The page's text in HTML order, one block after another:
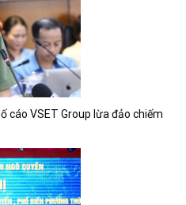
cáo VSET Group lừa đảo chiếm